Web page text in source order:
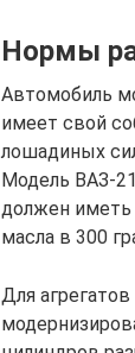
Нормы
Автомобиль
имеет свой
лошадиных
Модель ВАЗ-
должен иметь
масла в 300
Для